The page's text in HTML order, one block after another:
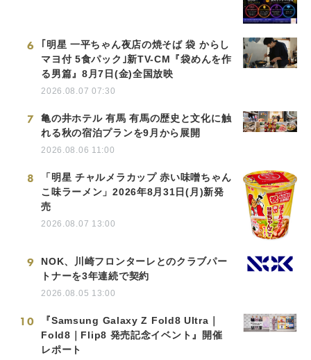
6
｢明星 一平ちゃん夜店の焼そば 袋 からし
マヨ付 5食パック｣新TV-CM『袋めんを作
る男篇』8月7日(金)全国放映
2026.08.07 07:30
7
亀の井ホテル 有馬 有馬の歴史と文化に触
れる秋の宿泊プランを9月から展開
2026.08.06 11:00
8
「明星 チャルメラカップ 赤い味噌ちゃん
こ味ラーメン」2026年8月31日(月)新発
売
2026.08.07 13:00
9
NOK、川崎フロンターレとのクラブパー
トナーを3年連続で契約
2026.08.05 13:00
10
『Samsung Galaxy Z Fold8 Ultra｜
Fold8｜Flip8 発売記念イベント』開催
レポート